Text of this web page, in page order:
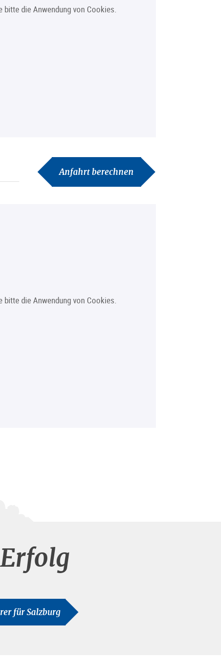
bitte die Anwendung von Cookies.
Anfahrt berechnen
bitte die Anwendung von Cookies.
für Salzburg